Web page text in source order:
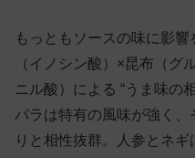
もっともソースの味に影
（イノシン酸）×昆布（グ
ニル酸）による “うま味の
パラは特有の風味が強く
りと相性抜群。人参とネ